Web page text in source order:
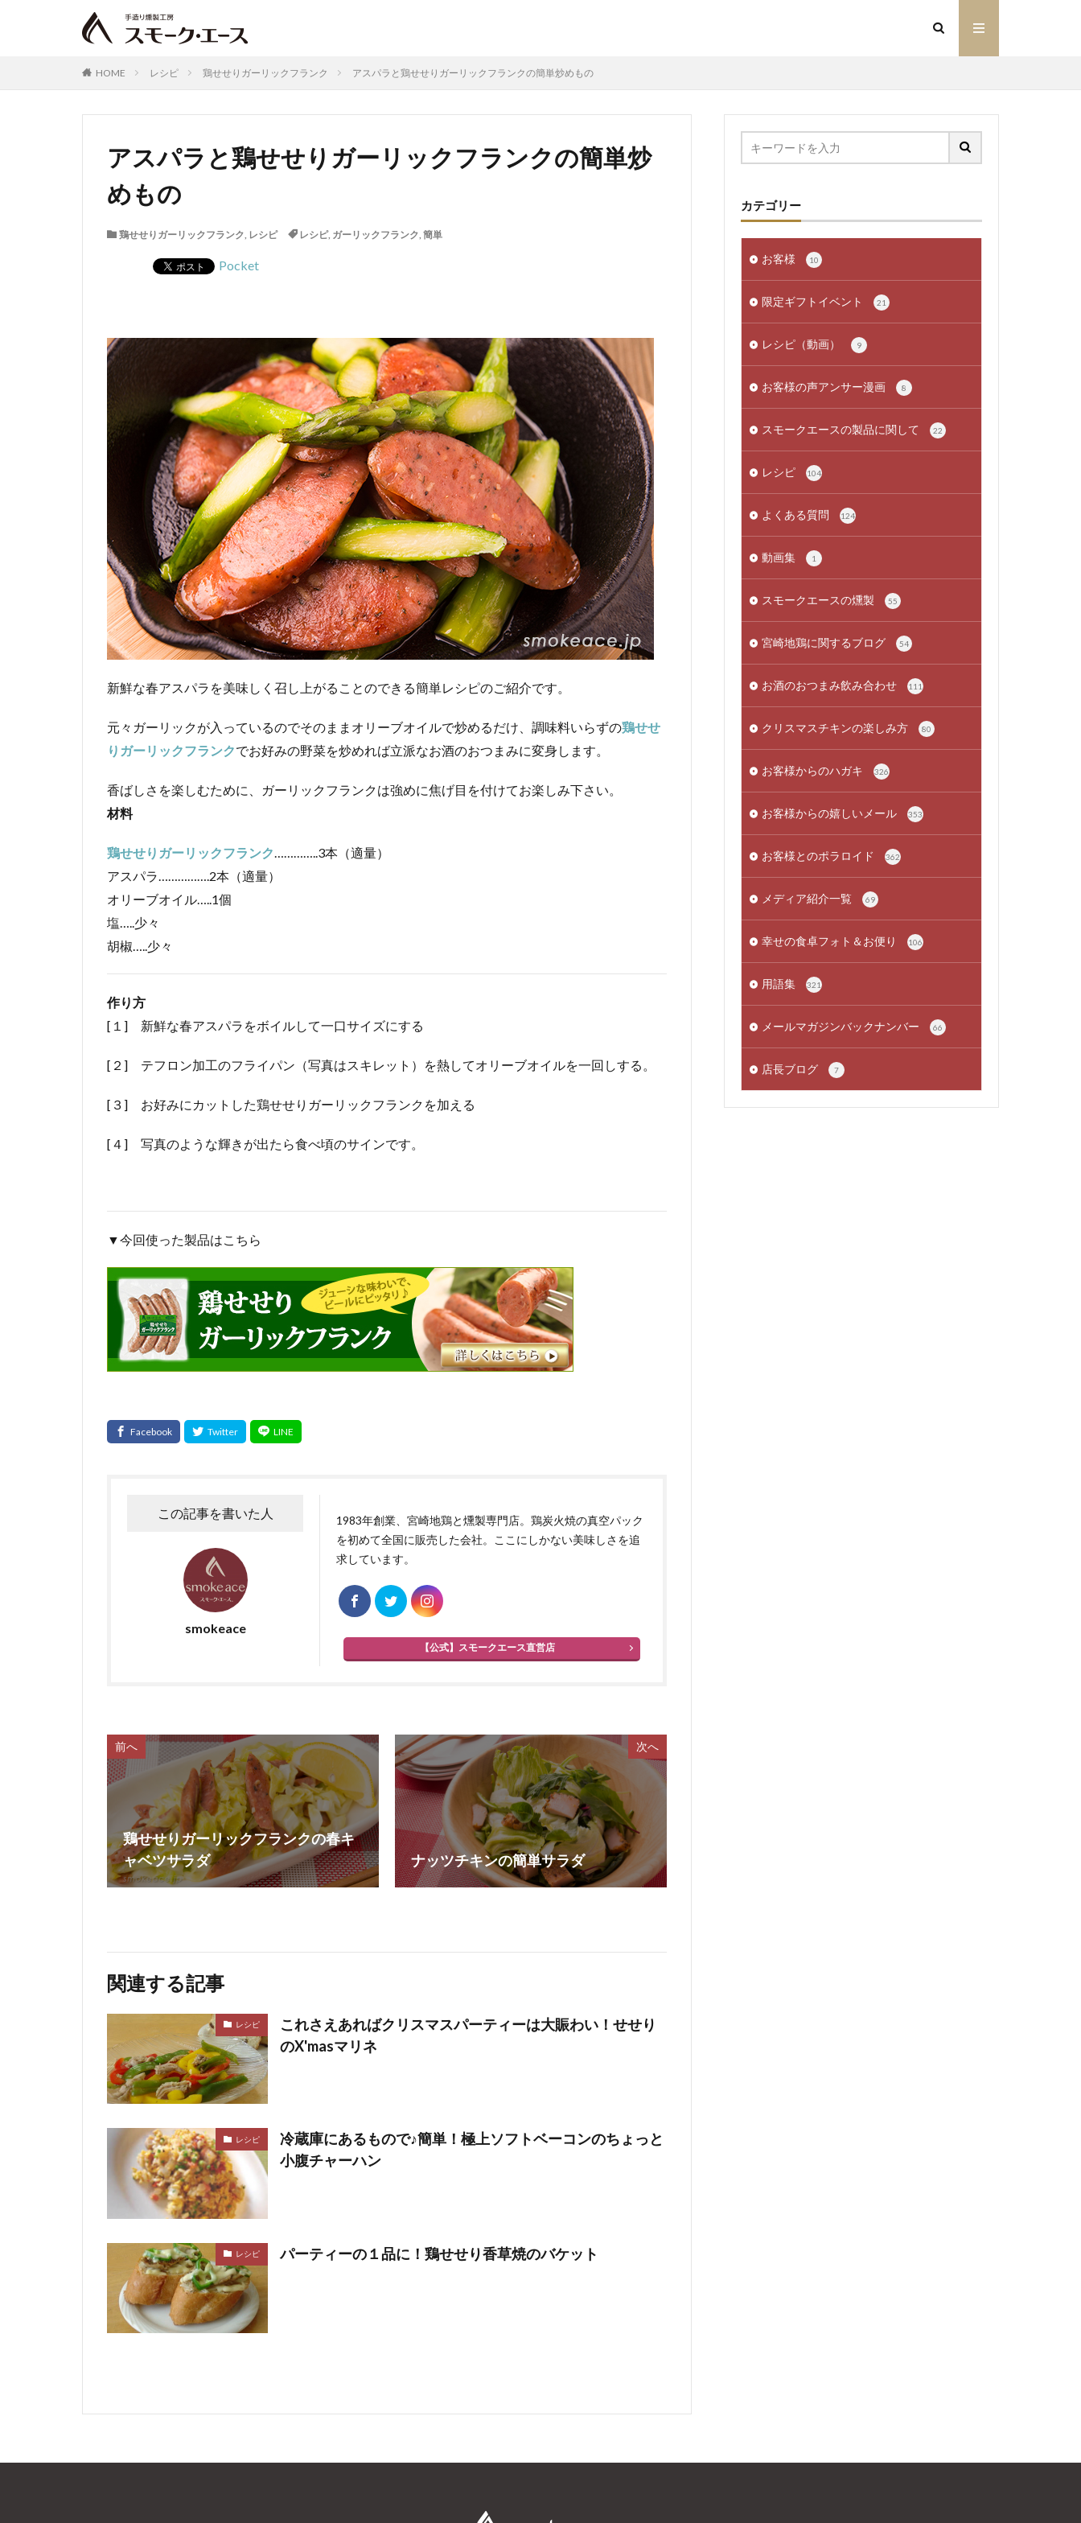
HOME レシピ 鶏せせりガーリックフランク アスパラと鶏せせりガーリックフランクの簡単炒めもの
アスパラと鶏せせりガーリックフランクの簡単炒
めもの
鶏せせりガーリックフランク, レシピ レシピ, ガーリックフランク, 簡単
Pocket
新鮮な春アスパラを美味しく召し上がることのできる簡単レシピのご紹介です。
元々ガーリックが入っているのでそのままオリーブオイルで炒めるだけ、調味料いらずの鶏せせ
りガーリックフランクでお好みの野菜を炒めれば立派なお酒のおつまみに変身します。
香ばしさを楽しむために、ガーリックフランクは強めに焦げ目を付けてお楽しみ下さい。
材料
鶏せせりガーリックフランク…………..3本（適量）
アスパラ…………….2本（適量）
オリーブオイル…..1個
塩…..少々
胡椒…..少々
作り方
[１] 新鮮な春アスパラをボイルして一口サイズにする
[２] テフロン加工のフライパン（写真はスキレット）を熱してオリーブオイルを一回しする。
[３] お好みにカットした鶏せせりガーリックフランクを加える
[４] 写真のような輝きが出たら食べ頃のサインです。
▼今回使った製品はこちら
この記事を書いた人
smokeace
1983年創業、宮崎地鶏と燻製専門店。鶏炭火焼の真空パック
を初めて全国に販売した会社。ここにしかない美味しさを追
求しています。
【公式】スモークエース直営店
前へ
鶏せせりガーリックフランクの春キ
ャベツサラダ
次へ
ナッツチキンの簡単サラダ
関連する記事
レシピ
これさえあればクリスマスパーティーは大賑わい！せせり
のX'masマリネ
レシピ
冷蔵庫にあるもので♪簡単！極上ソフトベーコンのちょっと
小腹チャーハン
レシピ パーティーの１品に！鶏せせり香草焼のバケット
カテゴリー
お客様 10
限定ギフトイベント 21
レシピ（動画） 9
お客様の声アンサー漫画 8
スモークエースの製品に関して 22
レシピ 104
よくある質問 124
動画集 1
スモークエースの燻製 55
宮崎地鶏に関するブログ 54
お酒のおつまみ飲み合わせ 111
クリスマスチキンの楽しみ方 80
お客様からのハガキ 326
お客様からの嬉しいメール 353
お客様とのポラロイド 362
メディア紹介一覧 69
幸せの食卓フォト＆お便り 106
用語集 321
メールマガジンバックナンバー 66
店長ブログ 7